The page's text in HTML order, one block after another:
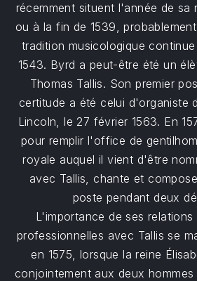
récemment situent l'année de sa
ou à la fin de 1539,
tradition musicologique
1543. Byrd a peut-être été un
Thomas Tallis. Son premier
certitude a été celui d'organiste
Lincoln, le 27 février 1563. En
pour remplir l'office de
royale auquel il vient d'être
avec Tallis, chante et
poste pendant deux
L'importance de ses
professionnelles avec Tallis se
en 1575, lorsque la reine
conjointement aux deux